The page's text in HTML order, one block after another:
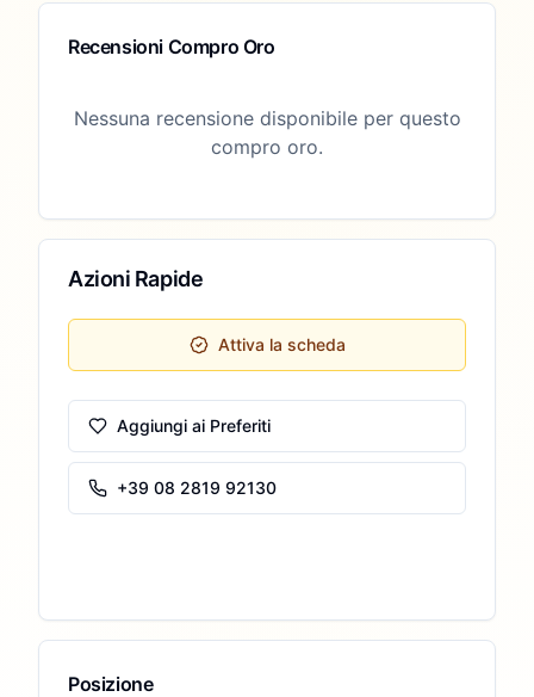
Recensioni Compro Oro
Nessuna recensione disponibile per questo
compro oro.
Azioni Rapide
Attiva la scheda
Aggiungi ai Preferiti
+39 08 2819 92130
Posizione